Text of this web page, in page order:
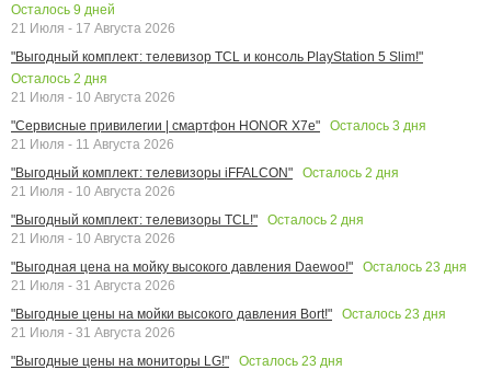
Осталось 9 дней
21 Июля - 17 Августа 2026
"Выгодный комплект: телевизор TCL и консоль PlayStation 5 Slim!"
Осталось 2 дня
21 Июля - 10 Августа 2026
"Сервисные привилегии | смартфон HONOR X7e"
Осталось 3 дня
21 Июля - 11 Августа 2026
"Выгодный комплект: телевизоры iFFALCON"
Осталось 2 дня
21 Июля - 10 Августа 2026
"Выгодный комплект: телевизоры TCL!"
Осталось 2 дня
21 Июля - 10 Августа 2026
"Выгодная цена на мойку высокого давления Daewoo!"
Осталось 23 дня
21 Июля - 31 Августа 2026
"Выгодные цены на мойки высокого давления Bort!"
Осталось 23 дня
21 Июля - 31 Августа 2026
"Выгодные цены на мониторы LG!"
Осталось 23 дня